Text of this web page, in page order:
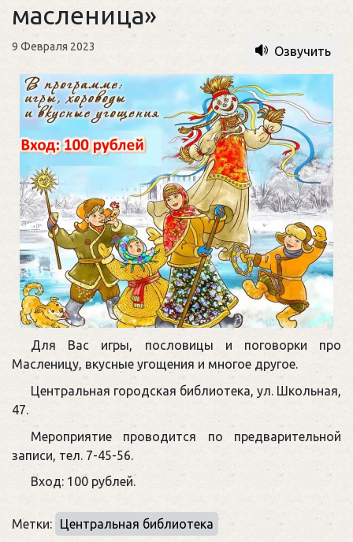
масленица»
9 Февраля 2023 Озвучить
Для Вас игры, пословицы и поговорки про
Масленицу, вкусные угощения и многое другое.
Центральная городская библиотека, ул. Школьная,
47.
Мероприятие проводится по предварительной
записи, тел. 7-45-56.
Вход: 100 рублей.
Метки: Центральная библиотека